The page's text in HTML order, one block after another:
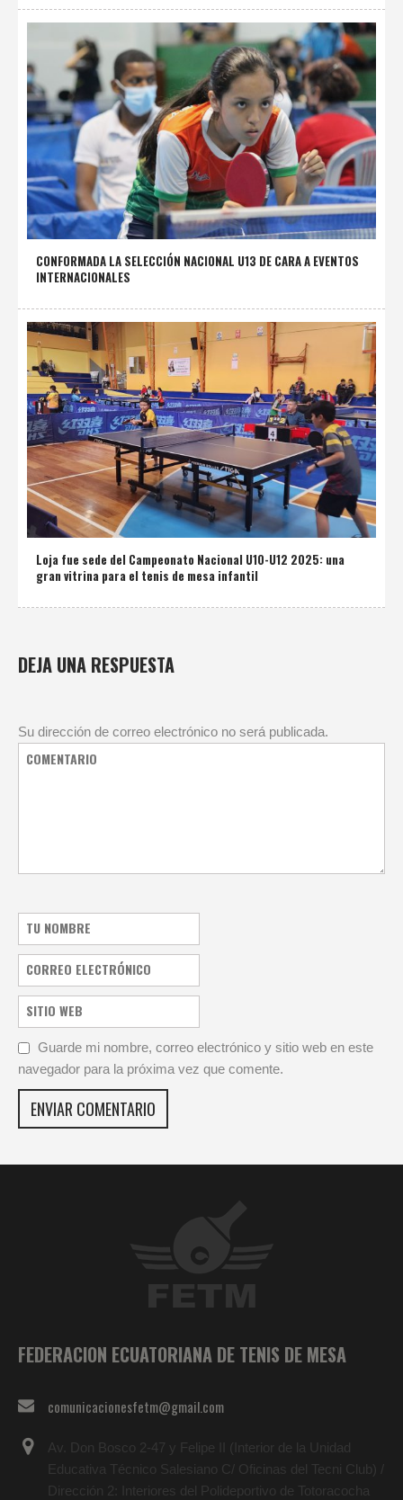
CONFORMADA LA SELECCIÓN NACIONAL U13 DE CARA A EVENTOS
INTERNACIONALES
Loja fue sede del Campeonato Nacional U10-U12 2025: una
gran vitrina para el tenis de mesa infantil
DEJA UNA RESPUESTA
Su dirección de correo electrónico no será publicada.
Guarde mi nombre, correo electrónico y sitio web en este
navegador para la próxima vez que comente.
FEDERACION ECUATORIANA DE TENIS DE MESA
comunicacionesfetm@gmail.com
Av. Don Bosco 2-47 y Felipe II (Interior de la Unidad
Educativa Técnico Salesiano C/ Oficinas del Tecni Club) /
Dirección 2: Interiores del Polideportivo de Totoracocha